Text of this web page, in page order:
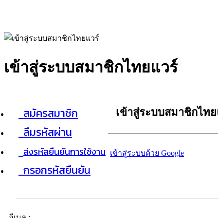
เข้าสู่ระบบสมาชิกไทยแวร์
สมัครสมาชิก
ลืมรหัสผ่าน
ส่งรหัสยืนยันการใช้งาน
กรอกรหัสยืนยัน
เข้าสู่ระบบสมาชิกไท
เข้าสู่ระบบด้วย Google